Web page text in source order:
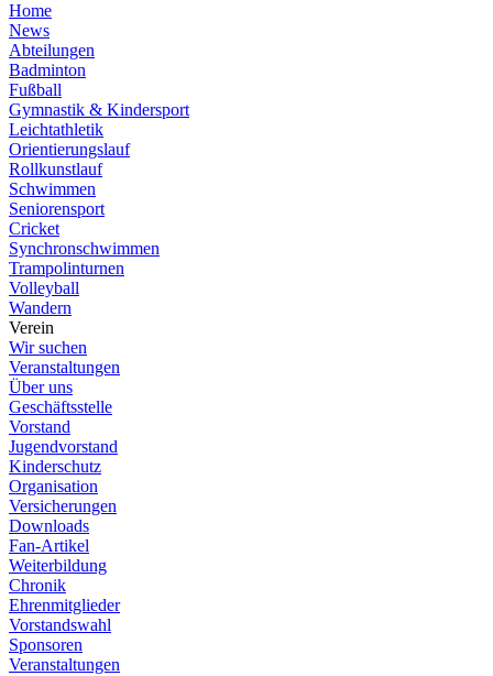
Home
News
Abteilungen
Badminton
Fußball
Gymnastik & Kindersport
Leichtathletik
Orientierungslauf
Rollkunstlauf
Schwimmen
Seniorensport
Cricket
Synchronschwimmen
Trampolinturnen
Volleyball
Wandern
Verein
Wir suchen
Veranstaltungen
Über uns
Geschäftsstelle
Vorstand
Jugendvorstand
Kinderschutz
Organisation
Versicherungen
Downloads
Fan-Artikel
Weiterbildung
Chronik
Ehrenmitglieder
Vorstandswahl
Sponsoren
Veranstaltungen